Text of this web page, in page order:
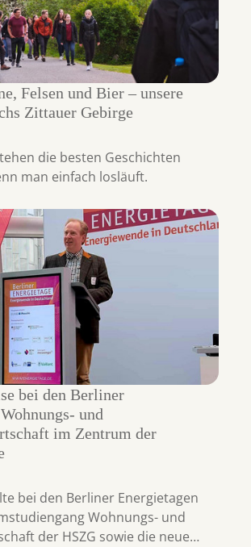
Felsen und Bier – unsere
Zittauer Gebirge
die besten Geschichten
man einfach losläuft.
bei den Berliner
und
im Zentrum der
bei den Berliner Energietagen
Wohnungs- und
der HSZG sowie die neue…